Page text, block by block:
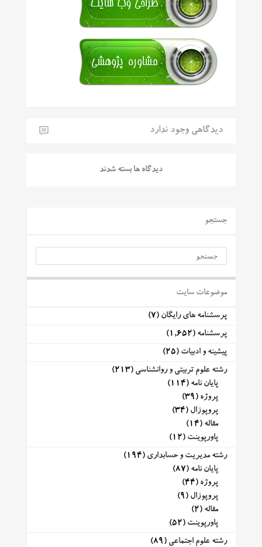
دیدگاهی وجود ندارد
دیدگاه ها بسته شدند
جستجو
موضوعات سایت
پرسشنامه های رایگان (7)
پرسشنامه (1,652)
پیشینه و ادبیات (25)
رشته علوم تربیتی و روانشناسی (213)
پایان نامه (114)
پروژه (39)
پروپوزال (34)
مقاله (14)
پاورپوینت (12)
رشته مدیریت و حسابداری (194)
پایان نامه (87)
پروژه (44)
پروپوزال (9)
مقاله (2)
پاورپوینت (52)
رشته علوم اجتماعی (89)